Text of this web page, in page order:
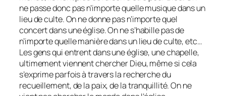
ne passe donc pas n’importe quelle musique dans un
lieu de culte. On ne donne pas n’importe quel
concert dans une église. On ne s’habille pas de
n’importe quelle manière dans un lieu de culte, etc…
Les gens qui entrent dans une église, une chapelle,
ultimement viennent chercher Dieu, même si cela
s’exprime parfois à travers la recherche du
recueillement, de la paix, de la tranquillité. On ne